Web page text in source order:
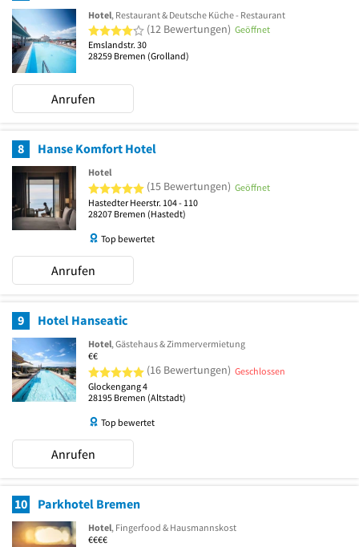
Hotel, Restaurant & Deutsche Küche - Restaurant
4 von 5 Sternen
(12 Bewertungen) Geöffnet
Emslandstr. 30
28259 Bremen (Grolland)
Anrufen
8 Hanse Komfort Hotel
Hotel
5 von 5 Sternen
(15 Bewertungen) Geöffnet
Hastedter Heerstr. 104 - 110
28207 Bremen (Hastedt)
Top bewertet
Anrufen
9 Hotel Hanseatic
Hotel, Gästehaus & Zimmervermietung
€€
5 von 5 Sternen
(16 Bewertungen) Geschlossen
Glockengang 4
28195 Bremen (Altstadt)
Top bewertet
Anrufen
10 Parkhotel Bremen
Hotel, Fingerfood & Hausmannskost
€€€€